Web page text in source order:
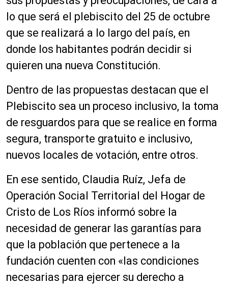
lo que será el plebiscito del 25 de octubre
que se realizará a lo largo del país, en
donde los habitantes podrán decidir si
quieren una nueva Constitución.
Dentro de las propuestas destacan que el
Plebiscito sea un proceso inclusivo, la toma
de resguardos para que se realice en forma
segura, transporte gratuito e inclusivo,
nuevos locales de votación, entre otros.
En ese sentido, Claudia Ruíz, Jefa de
Operación Social Territorial del Hogar de
Cristo de Los Ríos informó sobre la
necesidad de generar las garantías para
que la población que pertenece a la
fundación cuenten con «las condiciones
necesarias para ejercer su derecho a